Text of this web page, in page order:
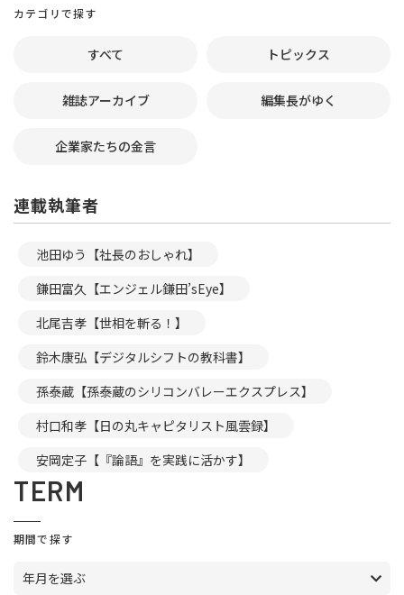
カテゴリで探す
すべて トピックス
雑誌アーカイブ 編集長がゆく
企業家たちの金言
連載執筆者
池田ゆう【社長のおしゃれ】
鎌田富久【エンジェル鎌田’sEye】
北尾吉孝【世相を斬る！】
鈴木康弘【デジタルシフトの教科書】
孫泰蔵【孫泰蔵のシリコンバレーエクスプレス】
村口和孝【日の丸キャピタリスト風雲録】
安岡定子【『論語』を実践に活かす】
TERM
期間で探す
年月を選ぶ